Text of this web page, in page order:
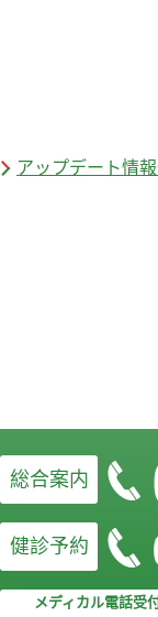
アップデート情
総合案内
健診予約
メディカル電話受